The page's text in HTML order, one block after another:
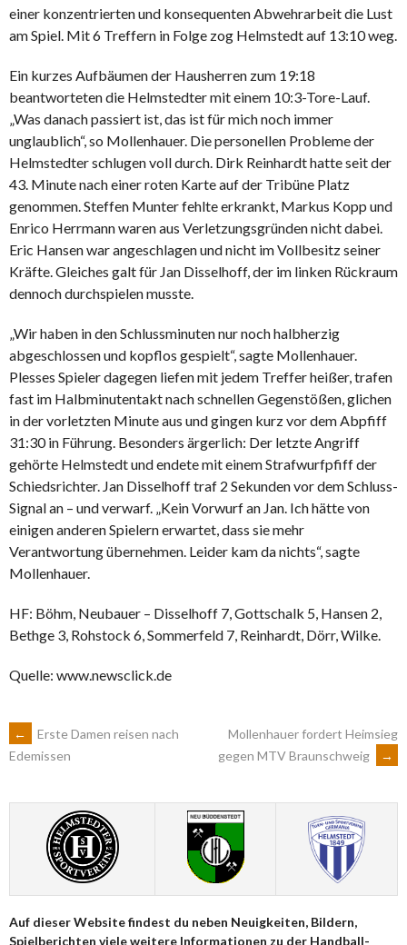
einer konzentrierten und konsequenten Abwehrarbeit die Lust
am Spiel. Mit 6 Treffern in Folge zog Helmstedt auf 13:10 weg.
Ein kurzes Aufbäumen der Hausherren zum 19:18
beantworteten die Helmstedter mit einem 10:3-Tore-Lauf.
„Was danach passiert ist, das ist für mich noch immer
unglaublich“, so Mollenhauer. Die personellen Probleme der
Helmstedter schlugen voll durch. Dirk Reinhardt hatte seit der
43. Minute nach einer roten Karte auf der Tribüne Platz
genommen. Steffen Munter fehlte erkrankt, Markus Kopp und
Enrico Herrmann waren aus Verletzungsgründen nicht dabei.
Eric Hansen war angeschlagen und nicht im Vollbesitz seiner
Kräfte. Gleiches galt für Jan Disselhoff, der im linken Rückraum
dennoch durchspielen musste.
„Wir haben in den Schlussminuten nur noch halbherzig
abgeschlossen und kopflos gespielt“, sagte Mollenhauer.
Plesses Spieler dagegen liefen mit jedem Treffer heißer, trafen
fast im Halbminutentakt nach schnellen Gegenstößen, glichen
in der vorletzten Minute aus und gingen kurz vor dem Abpfiff
31:30 in Führung. Besonders ärgerlich: Der letzte Angriff
gehörte Helmstedt und endete mit einem Strafwurfpfiff der
Schiedsrichter. Jan Disselhoff traf 2 Sekunden vor dem Schluss-
Signal an – und verwarf. „Kein Vorwurf an Jan. Ich hätte von
einigen anderen Spielern erwartet, dass sie mehr
Verantwortung übernehmen. Leider kam da nichts“, sagte
Mollenhauer.
HF: Böhm, Neubauer – Disselhoff 7, Gottschalk 5, Hansen 2,
Bethge 3, Rohstock 6, Sommerfeld 7, Reinhardt, Dörr, Wilke.
Quelle: www.newsclick.de
ARTIKEL-
NAVIGATION
←
Erste Damen reisen nach
Edemissen
Mollenhauer fordert Heimsieg
gegen MTV Braunschweig
→
Auf dieser Website findest du neben Neuigkeiten, Bildern,
Spielberichten viele weitere Informationen zu der Handball-